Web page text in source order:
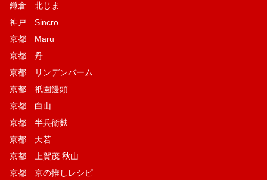
鎌倉 北じま
神戸 Sincro
京都 Maru
京都 丹
京都 リンデンバーム
京都 祇園饅頭
京都 白山
京都 半兵衛麩
京都 天若
京都 上賀茂 秋山
京都 京の推しレシピ